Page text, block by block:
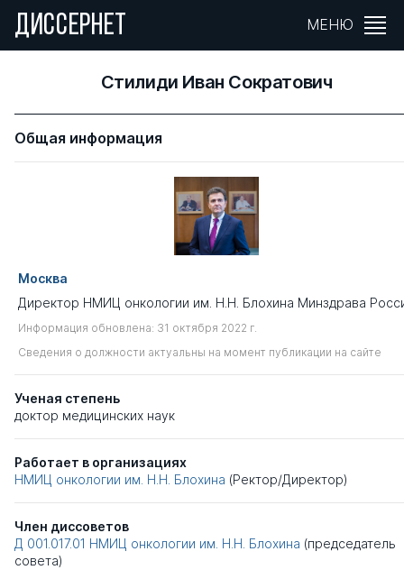
ДИССЕРНЕТ МЕНЮ
Стилиди Иван Сократович
Общая информация
Москва
Директор НМИЦ онкологии им. Н.Н. Блохина Минздрава
Информация обновлена: 31 октября 2022 г.
Сведения о должности актуальны на момент публикации на сайте
Ученая степень
доктор медицинских наук
Работает в организациях
НМИЦ онкологии им. Н.Н. Блохина (Ректор/Директор)
Член диссоветов
Д 001.017.01 НМИЦ онкологии им. Н.Н. Блохина (председатель
совета)